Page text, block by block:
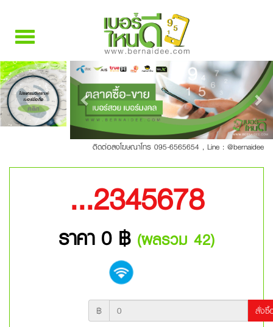
Toggle
โปรแกรมวิเคราะห์
เบอร์มือถือ
คลิก
Previous Next
ติดต่อลงโฆษณาโทร 095-6565654 , Line : @bernaidee
...2345678
ราคา 0 ฿ (ผลรวม 42)
฿
สั่งซื้